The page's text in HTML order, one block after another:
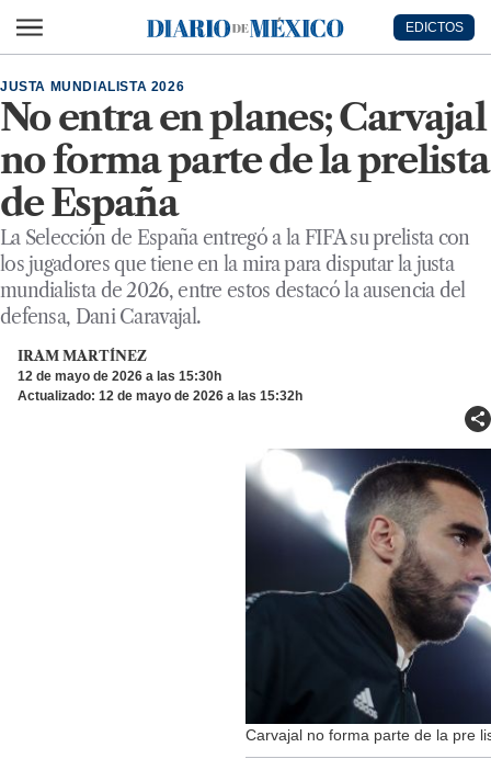
Diario de México
EDICTOS
No entra en planes; Carvajal
no forma parte de la prelista
de España
JUSTA MUNDIALISTA 2026
La Selección de España entregó a la FIFA su prelista con
los jugadores que tiene en la mira para disputar la justa
mundialista de 2026, entre estos destacó la ausencia del
defensa, Dani Caravajal.
IRAM MARTÍNEZ
12 de mayo de 2026 a las 15:30h
Actualizado: 12 de mayo de 2026 a las 15:32h
Carvajal no forma parte de la pre